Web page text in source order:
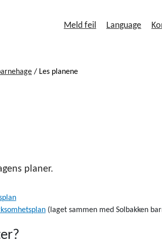
Meld feil Language
/ Les planene
planer.
(laget sammen med Solbakken